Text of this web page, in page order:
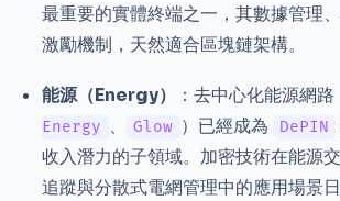
最重要的實體終端之一，其數據管理
激勵機制，天然適合區塊鏈架構。
能源（Energy） ：去中心化能源網路
Energy 、 Glow ）已經成為 DePIN
收入潛力的子領域。加密技術在能源
追蹤與分散式電網管理中的應用場景日